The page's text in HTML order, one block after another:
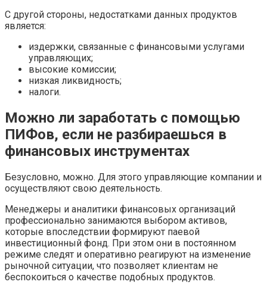
С другой стороны, недостатками данных продуктов
является:
издержки, связанные с финансовыми услугами
управляющих;
высокие комиссии;
низкая ликвидность;
налоги.
Можно ли заработать с помощью
ПИФов, если не разбираешься в
финансовых инструментах
Безусловно, можно. Для этого управляющие компании и
осуществляют свою деятельность.
Менеджеры и аналитики финансовых организаций
профессионально занимаются выбором активов,
которые впоследствии формируют паевой
инвестиционный фонд. При этом они в постоянном
режиме следят и оперативно реагируют на изменение
рыночной ситуации, что позволяет клиентам не
беспокоиться о качестве подобных продуктов.